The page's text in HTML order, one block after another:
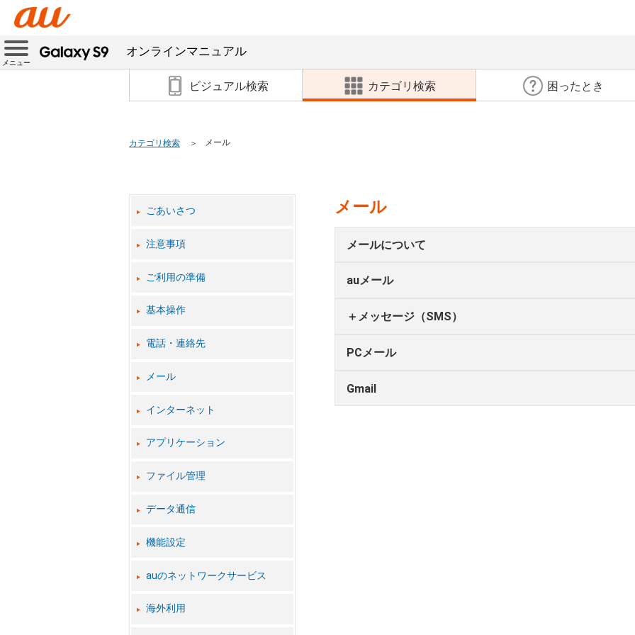
メニュー
オンラインマニュアル
ビジュアル検索 カテゴリ検索 困ったとき
カテゴリ検索 メール
ごあいさつ
注意事項
ご利用の準備
基本操作
電話・連絡先
メール
インターネット
アプリケーション
ファイル管理
データ通信
機能設定
auのネットワークサービス
海外利用
メール
メールについて
auメール
＋メッセージ（SMS）
PCメール
Gmail